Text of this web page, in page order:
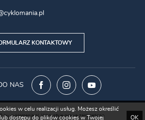
KONTAKTOWY
NAS
by cyklomania.pl. Wszystkie prawa zastrzeżone
w celu realizacji usług. Możesz określić
dostępu do plików cookies w Twojej
OK